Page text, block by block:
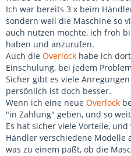
Ich war bereits 3 x beim
sondern weil die Maschine so
auch nutzen möchte, ich froh
haben und anzurufen.
Auch die Overlock habe ich
Einschulung, bei jedem
Sicher gibt es viele
persönlich ist doch besser.
Wenn ich eine neue Overlock
"in Zahlung" geben, und so
Es hat sicher viele Vorteile,
Händler verschiedene Modelle
was zu einem paßt, ob die